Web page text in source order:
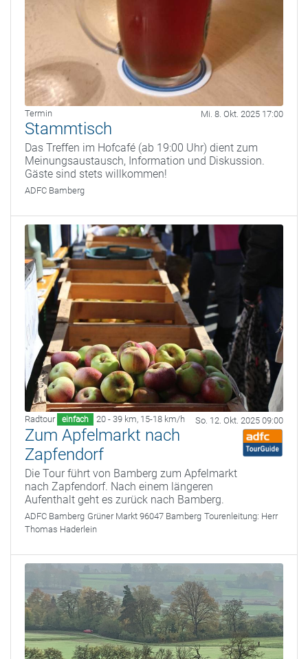
Termin Mi. 8. Okt. 2025 17:00
Stammtisch
Das Treffen im Hofcafé (ab 19:00 Uhr) dient zum
Meinungsaustausch, Information und Diskussion.
Gäste sind stets willkommen!
ADFC Bamberg
Radtour einfach 20 - 39 km, 15-18 km/h So. 12. Okt. 2025 09:00
Zum Apfelmarkt nach
Zapfendorf
Die Tour führt von Bamberg zum Apfelmarkt
nach Zapfendorf. Nach einem längeren
Aufenthalt geht es zurück nach Bamberg.
ADFC Bamberg Grüner Markt 96047 Bamberg Tourenleitung: Herr
Thomas Haderlein